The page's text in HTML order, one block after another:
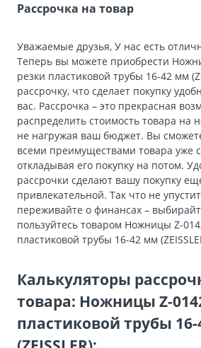
Рассрочка на товар
Уважаемые друзья, У нас есть
Теперь вы можете приобрести
резки пластиковой трубы 16-42 мм
рассрочку, что сделает покупку
вас. Рассрочка – это прекрасная
распределить стоимость товара на
не нагружая ваш бюджет. Вы
всеми преимуществами товара уже
откладывая его покупку на потом.
рассрочки сделают вашу покупку
привлекательной. Так что не
переживайте о финансах –
пользуйтесь товаром Ножницы Z-
пластиковой трубы 16-42 мм
Калькуляторы
товара: Ножницы Z-
пластиковой трубы